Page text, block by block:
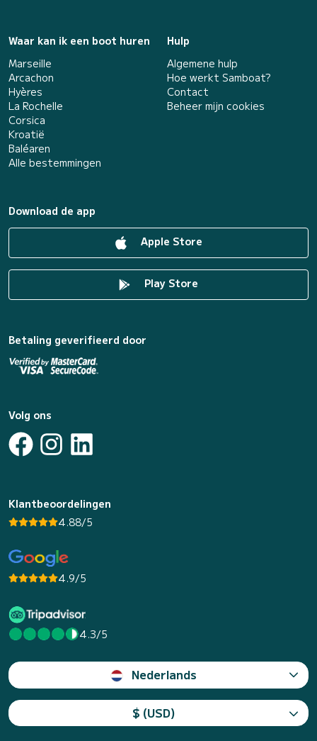
Waar kan ik een boot huren
Marseille
Arcachon
Hyères
La Rochelle
Corsica
Kroatië
Baléaren
Alle bestemmingen
Hulp
Algemene hulp
Hoe werkt Samboat?
Contact
Beheer mijn cookies
Download de app
Apple Store
Play Store
Betaling geverifieerd door
Volg ons
Klantbeoordelingen
4.88/5
4.9/5
4.3/5
Nederlands
$ (USD)